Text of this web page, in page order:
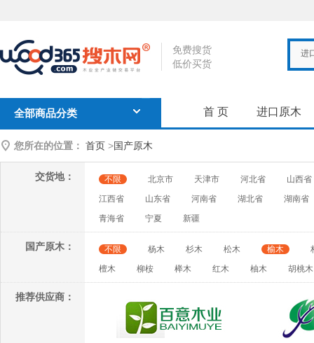
免费搜货
低价买货
进
全部商品分类 首 页 进口原木
您所在的位置： 首页 >国产原木
交货地： 不限 北京市 天津市 河北省
山西省
江西省
山东省 河南省 湖北省
湖南省
青海省
宁夏 新疆
国产原木： 不限 杨木 杉木 松木 榆木
檀木
柳桉 榉木 红木 柚木 胡桃木
推荐供应商：